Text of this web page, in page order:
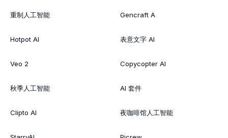
重制人工智能
Hotpot AI
Veo 2
秋季人工智能
Clipto AI
Gencraft A
表意文字 AI
Copycopter AI
AI 套件
夜咖啡馆人工智能